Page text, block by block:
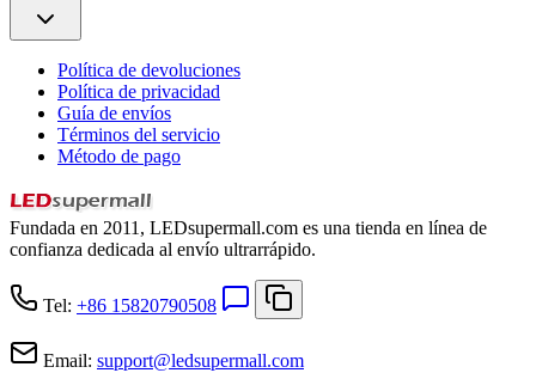
Política de devoluciones
Política de privacidad
Guía de envíos
Términos del servicio
Método de pago
Fundada en 2011, LEDsupermall.com es una tienda en línea de
confianza dedicada al envío ultrarrápido.
Tel: +86 15820790508
Email: support@ledsupermall.com